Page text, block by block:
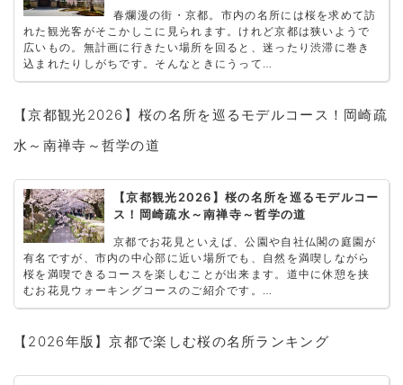
春爛漫の街・京都。市内の名所には桜を求めて訪
れた観光客がそこかしこに見られます。けれど京都は狭いようで
広いもの。無計画に行きたい場所を回ると、迷ったり渋滞に巻き
込まれたりしがちです。そんなときにうって…
【京都観光2026】桜の名所を巡るモデルコース！岡崎疏
水～南禅寺～哲学の道
【京都観光2026】桜の名所を巡るモデルコー
ス！岡崎疏水～南禅寺～哲学の道
京都でお花見といえば、公園や自社仏閣の庭園が
有名ですが、市内の中心部に近い場所でも、自然を満喫しながら
桜を満喫できるコースを楽しむことが出来ます。道中に休憩を挟
むお花見ウォーキングコースのご紹介です。…
【2026年版】京都で楽しむ桜の名所ランキング